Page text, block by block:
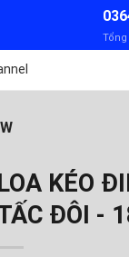
KÉO
ĐÔI -